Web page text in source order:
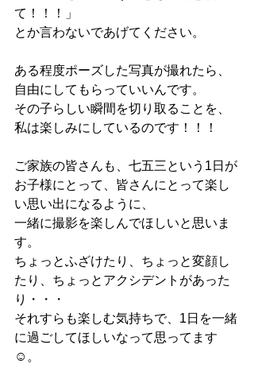
て！！！」
とか言わないであげてください。
ある程度ポーズした写真が撮れたら、
自由にしてもらっていいんです。
その子らしい瞬間を切り取ることを、
私は楽しみにしているのです！！！
ご家族の皆さんも、七五三という1日が
お子様にとって、皆さんにとって楽し
い思い出になるように、
一緒に撮影を楽しんでほしいと思いま
す。
ちょっとふざけたり、ちょっと変顔し
たり、ちょっとアクシデントがあった
り・・・
それすらも楽しむ気持ちで、1日を一緒
に過ごしてほしいなって思ってます
☺。